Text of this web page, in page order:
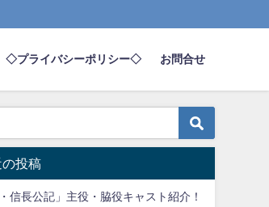
◇プライバシーポリシー◇ お問合せ
投稿
・信長公記」主役・脇役キャスト紹介！